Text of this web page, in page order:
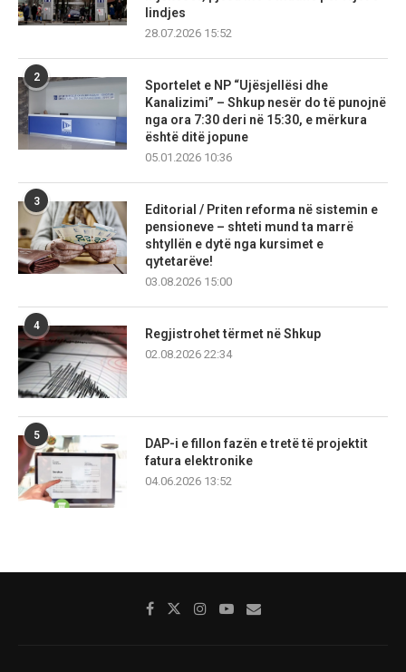
lindjes
28.07.2026 15:52
2
Sportelet e NP “Ujësjellësi dhe
Kanalizimi” – Shkup nesër do të punojnë
nga ora 7:30 deri në 15:30, e mërkura
është ditë jopune
05.01.2026 10:36
3
Editorial / Priten reforma në sistemin e
pensioneve – shteti mund ta marrë
shtyllën e dytë nga kursimet e
qytetarëve!
03.08.2026 15:00
4
Regjistrohet tërmet në Shkup
02.08.2026 22:34
5
DAP-i e fillon fazën e tretë të projektit
fatura elektronike
04.06.2026 13:52